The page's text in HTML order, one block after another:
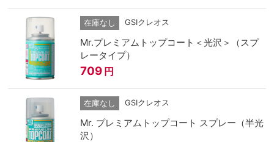
在庫なし GSIクレオス
Mr.プレミアムトップコート＜光沢＞（スプ
レータイプ）
709 円
在庫なし GSIクレオス
Mr. プレミアムトップコート スプレー（半光
沢）